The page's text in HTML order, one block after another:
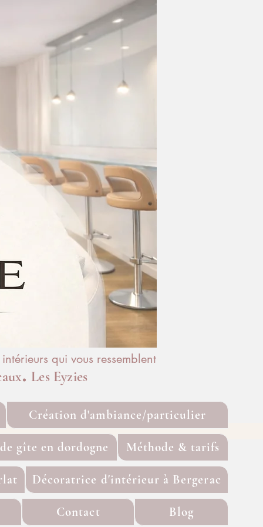
. Les Eyzies
qui vous ressemblent
Création d'ambiance/particulier
gîte en dordogne Méthode & tarifs
Décoratrice d'intérieur à Bergerac
Contact Blog